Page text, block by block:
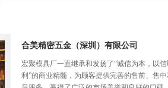
合美精密五金（深圳）有限公司
宏聚模具厂一直继承和发扬了“诚信为本，以信
利”的商业精髓，为顾客提供完善的售前、售